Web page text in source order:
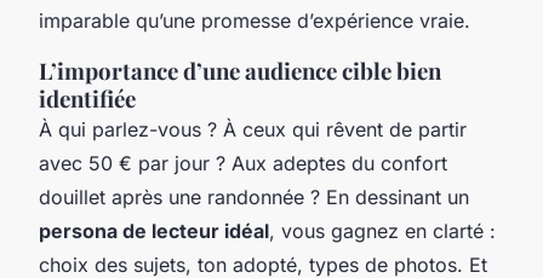
imparable qu’une promesse d’expérience vraie.
L’importance d’une audience cible bien
identifiée
À qui parlez-vous ? À ceux qui rêvent de partir
avec 50 € par jour ? Aux adeptes du confort
douillet après une randonnée ? En dessinant un
persona de lecteur idéal, vous gagnez en clarté :
choix des sujets, ton adopté, types de photos. Et